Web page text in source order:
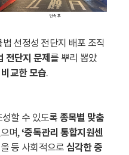
선정성 전단지 배포 조직
전단지 문제 를 뿌리 뽑았
교한 모습.
할 수 있도록 종목별 맞춤
며,‘중독관리 통합지원센
등 사회적으로 심각한 중